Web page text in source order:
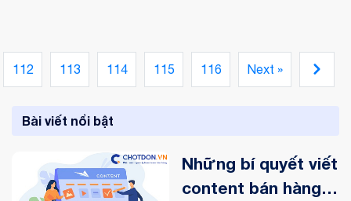
Next »
112 113 114 115 116
Bài viết nổi bật
Những bí quyết viết
content bán hàng